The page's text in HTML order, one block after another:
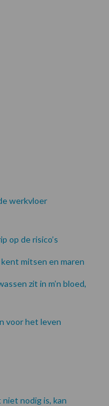
werkvloer
op de risico’s
mitsen en maren
zit in m’n bloed,
voor het leven
nodig is, kan